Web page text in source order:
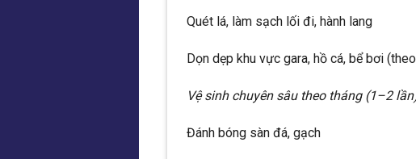
Quét lá, làm sạch lối đi, hành lang
Dọn dẹp khu vực gara, hồ cá, bể bơi
Vệ sinh chuyên sâu theo tháng (1–2
Đánh bóng sàn đá, gạch